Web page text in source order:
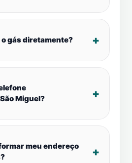
gás diretamente?
Miguel?
meu endereço